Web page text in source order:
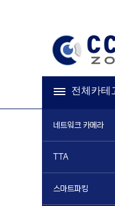
전체카테
네트워크 카메라
TTA
스마트파킹